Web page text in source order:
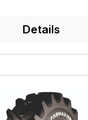
Details